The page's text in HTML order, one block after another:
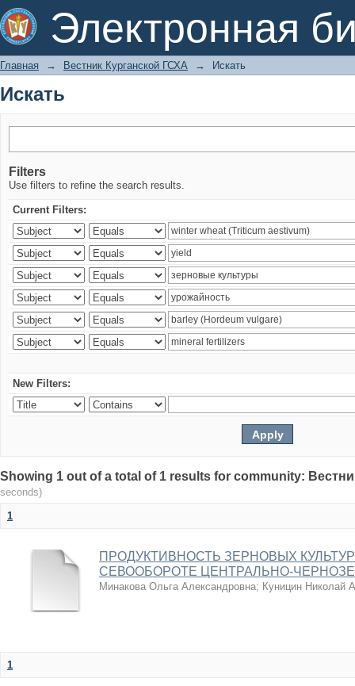
Электронная
Искать
Главная → Вестник Курганской ГСХА → Искать
Искать
Filters
Use filters to refine the search results.
Current Filters:
New Filters:
Showing 1 out of a total of 1 results for community:
seconds)
1
ПРОДУКТИВНОСТЬ ЗЕРНОВЫХ
СЕВООБОРОТЕ ЦЕНТРАЛЬНО-
Минакова Ольга Александровна; Куницин Николай
1